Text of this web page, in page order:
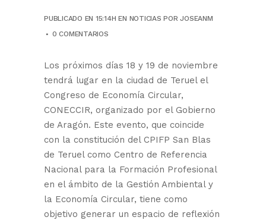
PUBLICADO EN 15:14H EN NOTICIAS PORJOSEANM
0 COMENTARIOS
Los próximos días 18 y 19 de noviembre
tendrá lugar en la ciudad de Teruel el
Congreso de Economía Circular,
CONECCIR, organizado por el Gobierno
de Aragón. Este evento, que coincide
con la constitución del CPIFP San Blas
de Teruel como Centro de Referencia
Nacional para la Formación Profesional
en el ámbito de la Gestión Ambiental y
la Economía Circular, tiene como
objetivo generar un espacio de reflexión